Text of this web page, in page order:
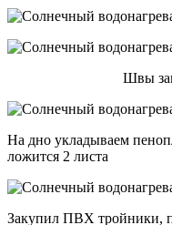
Швы
На дно укладываем
ложится 2 листа
Закупил ПВХ тройники,